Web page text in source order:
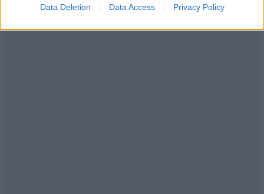
Data Deletion Data Access Privacy Policy